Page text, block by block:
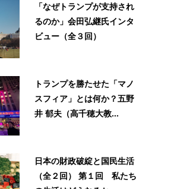
「なぜトランプが支持され
るのか」会田弘継氏インタ
ビュー（全３回）
トランプを勝たせた「マノ
スフィア」とは何か？五野
井 郁夫（高千穂大教...
日本の財政破綻と国民生活
（全２回） 第１回 私たち